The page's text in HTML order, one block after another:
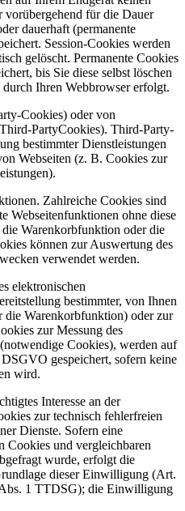
vorübergehend für die Dauer
dauerhaft (permanente
Session-Cookies werden
gelöscht. Permanente Cookies
bis Sie diese selbst löschen
Ihren Webbrowser erfolgt.
Cookies) oder von
PartyCookies). Third-Party-
bestimmter Dienstleistungen
Webseiten (z. B. Cookies zur
Zahlreiche Cookies sind
Webseitenfunktionen ohne diese
Warenkorbfunktion oder die
können zur Auswertung des
verwendet werden.
elektronischen
bestimmter, von Ihnen
Warenkorbfunktion) oder zur
zur Messung des
Cookies), werden auf
gespeichert, sofern keine
wird.
Interesse an der
zur technisch fehlerfreien
Dienste. Sofern eine
und vergleichbaren
wurde, erfolgt die
dieser Einwilligung (Art.
1 TTDSG); die Einwilligung